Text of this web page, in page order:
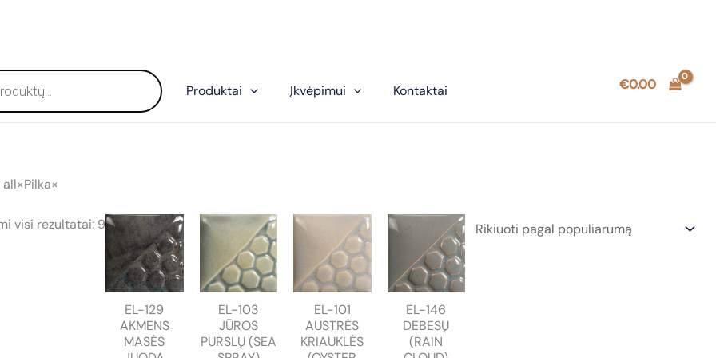
Produktai Įkvėpimui Kontaktai €0.00
all×Pilka×
visi rezultatai: 9Rūšiuojama
pagal
populiarumą
EL-129
AKMENS
MASĖS
EL-103
JŪROS
PURSLŲ (SEA
EL-101
AUSTRĖS
KRIAUKLĖS
EL-146
DEBESŲ
(RAIN